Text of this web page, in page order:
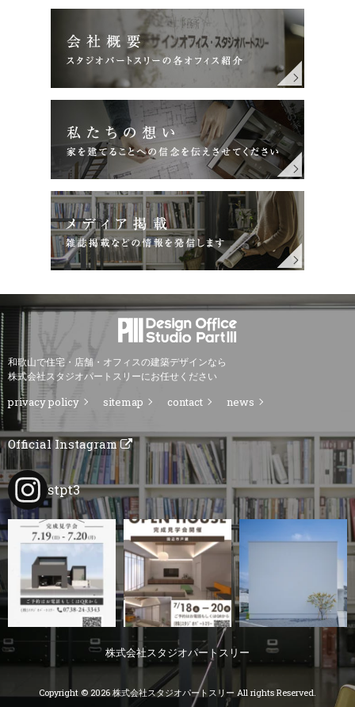
和歌山で住宅・店舗・オフィスの建築デザインなら
株式会社スタジオパートスリーにお任せください
privacy policy sitemap contact news
Official Instagram
stpt3
株式会社スタジオパートスリー
Copyright © 2026 株式会社スタジオパートスリー All rights Reserved.